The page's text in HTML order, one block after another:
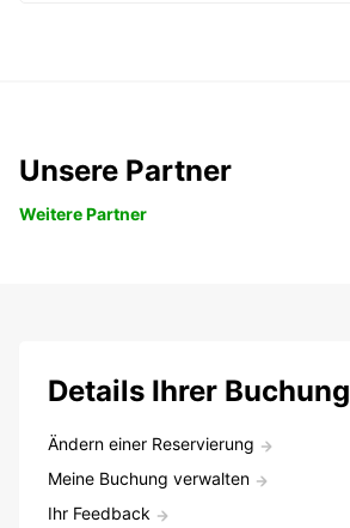
Unsere Partner
Weitere Partner
Details Ihrer Buchung
Ändern einer Reservierung
Meine Buchung verwalten
Ihr Feedback